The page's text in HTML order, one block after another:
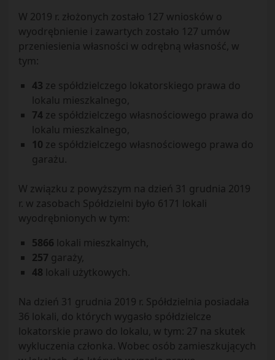
W 2019 r. złożonych zostało 127 wniosków o
wyodrębnienie i zawartych zostało 127 umów
przeniesienia własności w odrębną własność, w
tym:
43 ze spółdzielczego lokatorskiego prawa do
lokalu mieszkalnego,
74ze spółdzielczego własnościowego prawa do
lokalu mieszkalnego,
10 ze spółdzielczego własnościowego prawa do
garażu.
W związku z powyższym na dzień 31 grudnia 2019
r. w zasobach Spółdzielni było 6171 lokali
wyodrębnionych w tym:
5866 lokali mieszkalnych,
257 garaży,
48 lokali użytkowych.
Na dzień 31 grudnia 2019 r. Spółdzielnia posiadała
36 lokali, do których wygasło spółdzielcze
lokatorskie prawo do lokalu, w tym: 27 na skutek
wykluczenia członka. Wobec osób zamieszkujących